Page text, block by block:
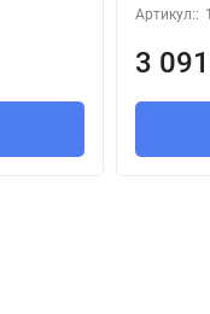
шахты
осуществляется при
шурупов.
Артикул::
3 091